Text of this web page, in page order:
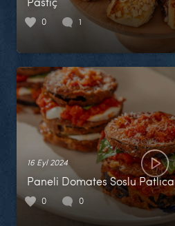
0 1
16 Eyl 2024
Paneli Domates Soslu
0 0